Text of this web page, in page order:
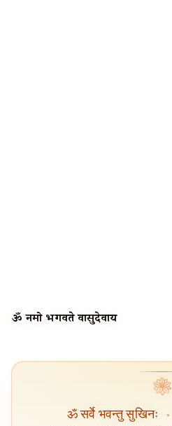
ॐ नमो भगवते वासुदेवाय
❀
ॐ सर्वे भवन्तु सुखिनः ·